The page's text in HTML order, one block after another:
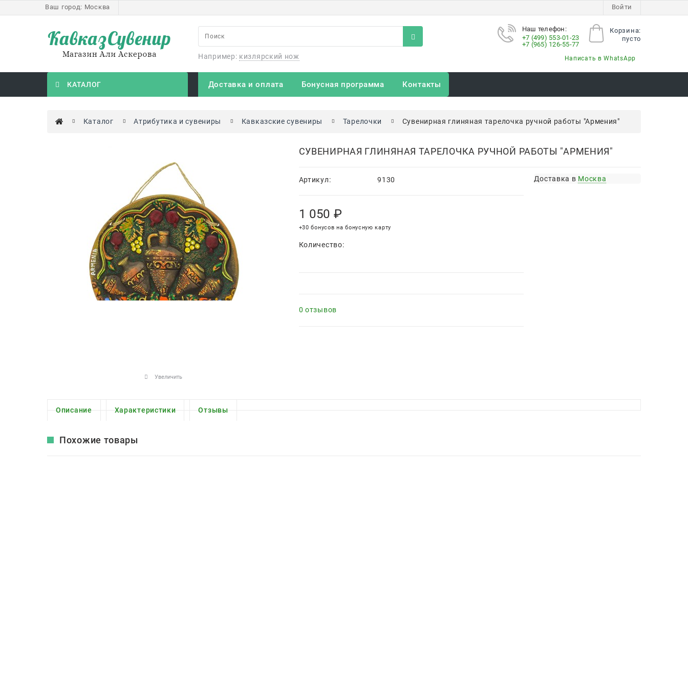
Ваш город: Москва Войти
Например: кизлярский нож
Корзина:
пусто
Наш телефон:
+7 (499) 553-01-23
+7 (965) 126-55-77
Написать в WhatsApp
КАТАЛОГ Доставка и оплата Бонусная программа Контакты
Каталог Атрибутика и сувениры Кавказские сувениры Тарелочки Сувенирная глиняная тарелочка ручной работы "Армения"
Увеличить
СУВЕНИРНАЯ ГЛИНЯНАЯ ТАРЕЛОЧКА РУЧНОЙ РАБОТЫ "АРМЕНИЯ"
Артикул: 9130
1 050 ₽
+30 бонусов на бонусную карту
Количество:
0 отзывов
Доставка в Москва
Описание Характеристики Отзывы
Похожие товары